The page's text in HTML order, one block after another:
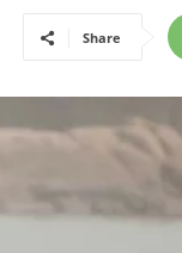
Share